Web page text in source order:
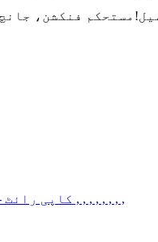
فنکشن،
© کاپی رائٹ - 2010-2022: جملہ حقوق محفوظ , , , , , , , ,